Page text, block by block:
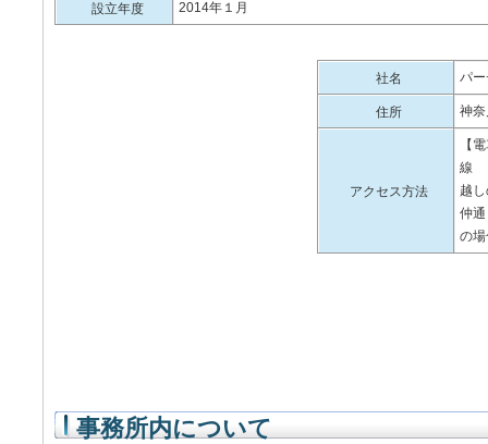
設立年度 2014年１月
社名 パ
住所 神
アクセス方法
【
線
越
仲
の
事務所内について